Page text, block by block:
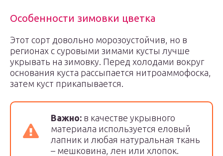
Особенности зимовки цветка
Этот сорт довольно морозоустойчив, но в
регионах с суровыми зимами кусты лучше
укрывать на зимовку. Перед холодами вокруг
основания куста рассыпается нитроаммофоска,
затем куст прикапывается.
Важно: в качестве укрывного
материала используется еловый
лапник и любая натуральная ткань
– мешковина, лен или хлопок.